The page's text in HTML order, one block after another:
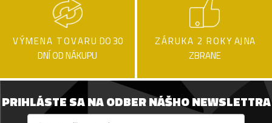
VÝMENA TOVARU DO 30
DNÍ OD NÁKUPU
ZÁRUKA 2 ROKY AJ NA
ZBRANE
PRIHLÁSTE SA NA ODBER NÁŠHO NEWSLETTRA